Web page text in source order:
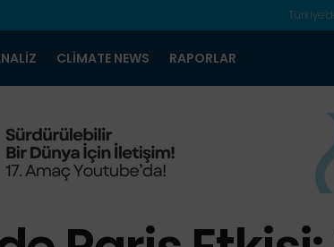
CLIMATE NEWS RAPORLAR